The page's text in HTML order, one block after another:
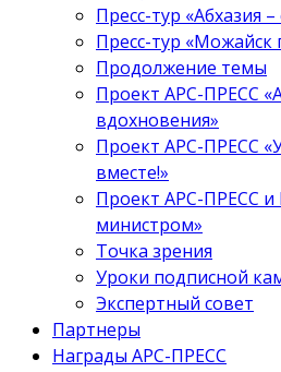
Пресс-тур «Абхазия
Пресс-тур «Можайск
Продолжение темы
Проект АРС-ПРЕСС
вдохновения»
Проект АРС-ПРЕСС
вместе!»
Проект АРС-ПРЕСС
министром»
Точка зрения
Уроки подписной
Экспертный совет
Партнеры
Награды АРС-ПРЕСС